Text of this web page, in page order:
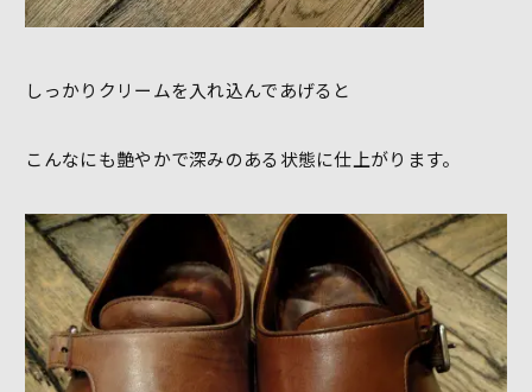
しっかりクリームを入れ込んであげると
こんなにも艶やかで深みのある状態に仕上がります。